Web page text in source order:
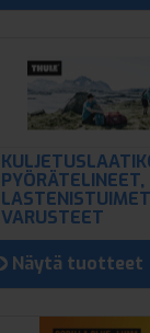
PYÖRÄTELINEET,
VARUSTEET
Näytä tuotteet